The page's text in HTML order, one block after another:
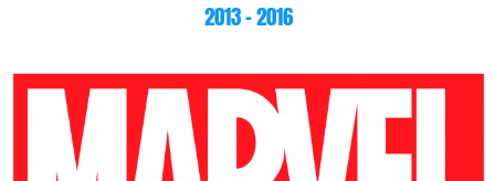
2013 – 2016